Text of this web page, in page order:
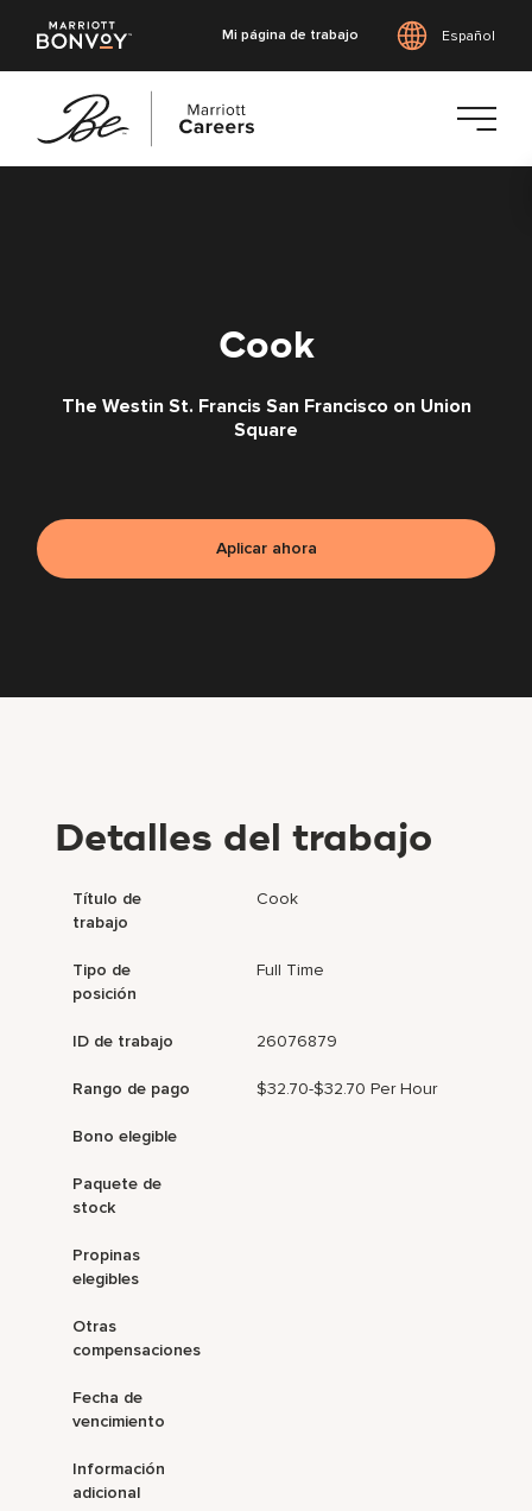
Mi página de trabajo Español
Cook
The Westin St. Francis San Francisco on Union
Square
Aplicar ahora
Detalles del trabajo
Título de
trabajo
Cook
Tipo de
posición
Full Time
ID de trabajo 26076879
Rango de pago $32.70-$32.70 Per Hour
Bono elegible
Paquete de
stock
Propinas
elegibles
Otras
compensaciones
Fecha de
vencimiento
Información
adicional